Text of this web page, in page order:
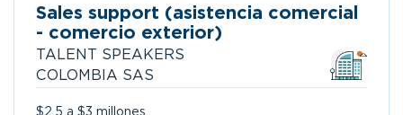
Sales support (asistencia comercial
- comercio exterior)
TALENT SPEAKERS
COLOMBIA SAS
$2,5 a $3 millones